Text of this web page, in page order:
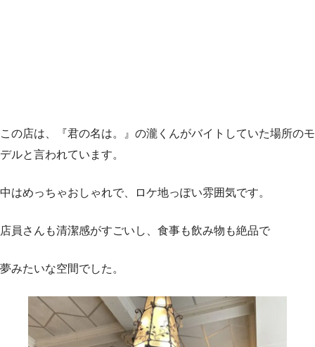
この店は、『君の名は。』の瀧くんがバイトしていた場所のモ
デルと言われています。
中はめっちゃおしゃれで、ロケ地っぽい雰囲気です。
店員さんも清潔感がすごいし、食事も飲み物も絶品で
夢みたいな空間でした。